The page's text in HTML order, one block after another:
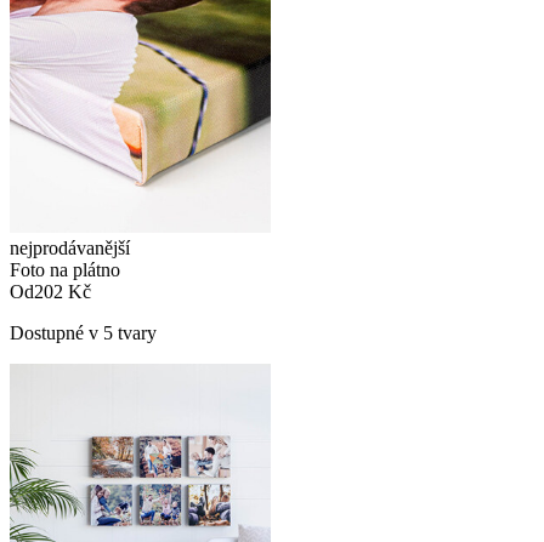
nejprodávanější
Foto na plátno
Od202 Kč
Dostupné v 5 tvary